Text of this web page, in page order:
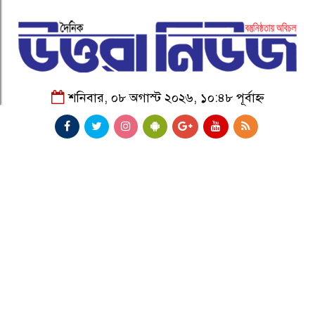
শনিবার, ০৮ অগাস্ট ২০২৬, ১০:৪৮ পূর্বাহ্ন